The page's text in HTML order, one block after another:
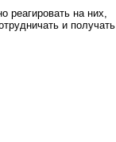
реагировать на них,
и получать